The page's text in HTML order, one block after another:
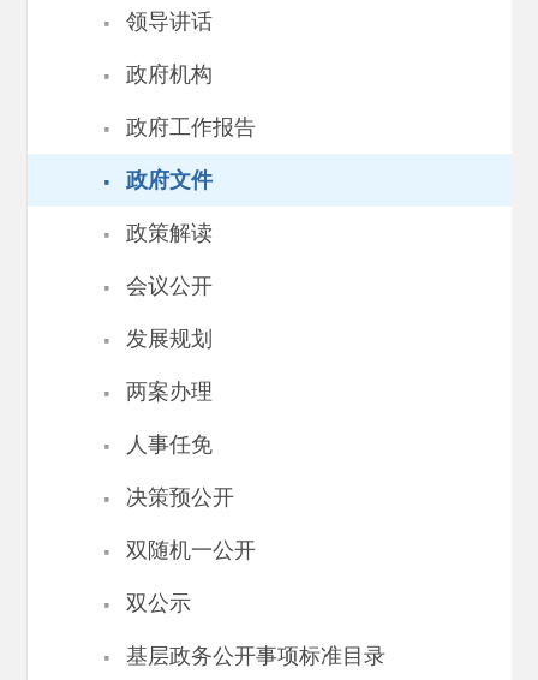
· 领导讲话
· 政府机构
· 政府工作报告
· 政府文件
· 政策解读
· 会议公开
· 发展规划
· 两案办理
· 人事任免
· 决策预公开
· 双随机一公开
· 双公示
· 基层政务公开事项标准目录